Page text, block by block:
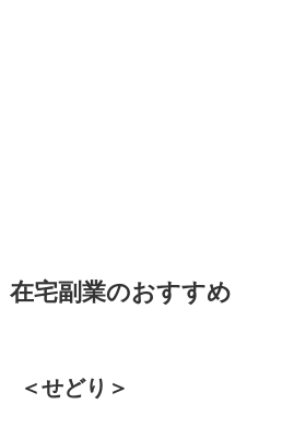
在宅副業のおすすめ
＜せどり＞